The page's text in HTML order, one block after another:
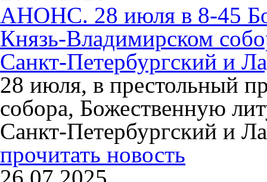
АНОНС. 28 июля в 8-45
Князь-Владимирском
Санкт-Петербургский и
28 июля, в престольный
собора, Божественную
Санкт-Петербургский и
прочитать новость